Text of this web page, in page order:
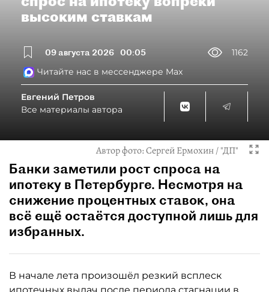
высоким ставкам
09 августа 2026 00:05
1162
Читайте нас в мессенджере Max
Евгений Петров
Все материалы автора
Автор фото:Сергей Ермохин / "ДП"
Банки заметили рост спроса на
ипотеку в Петербурге. Несмотря на
снижение процентных ставок, она
всё ещё остаётся доступной лишь для
избранных.
В начале лета произошёл резкий всплеск